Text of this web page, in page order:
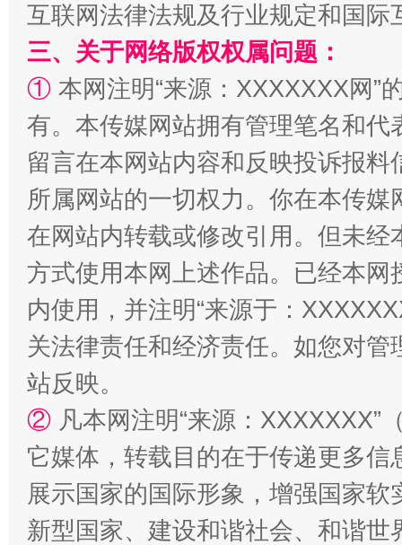
国家大学科技园优化重塑工作
扯下公款旅游的“隐身衣” 如何以
互联网法律法规及行业规定和国
三、关于网络版权权属问题：
① 本网注明“来源：XXXXXXX网”
有。本传媒网站拥有管理笔名和
留言在本网站内容和反映投诉报
所属网站的一切权力。你在本传
在网站内转载或修改引用。但未
方式使用本网上述作品。已经本
内使用，并注明“来源于：
关法律责任和经济责任。如您对
站反映。
② 凡本网注明“来源：
它媒体，转载目的在于传递更多
展示国家的国际形象，增强国家
新型国家、建设和谐社会、和谐